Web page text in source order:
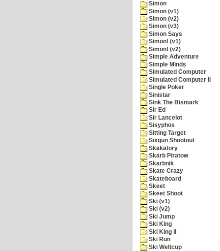
Simon
Simon (v1)
Simon (v2)
Simon (v3)
Simon Says
Simon! (v1)
Simon! (v2)
Simple Adventure
Simple Minds
Simulated Computer
Simulated Computer II
Single Poker
Sinistar
Sink The Bismark
Sir Ed
Sir Lancelot
Sisyphos
Sitting Target
Sixgun Shootout
Skakatory
Skarb Piratow
Skarbnik
Skate Crazy
Skateboard
Skeet
Skeet Shoot
Ski (v1)
Ski (v2)
Ski Jump
Ski King
Ski King II
Ski Run
Ski Weltcup